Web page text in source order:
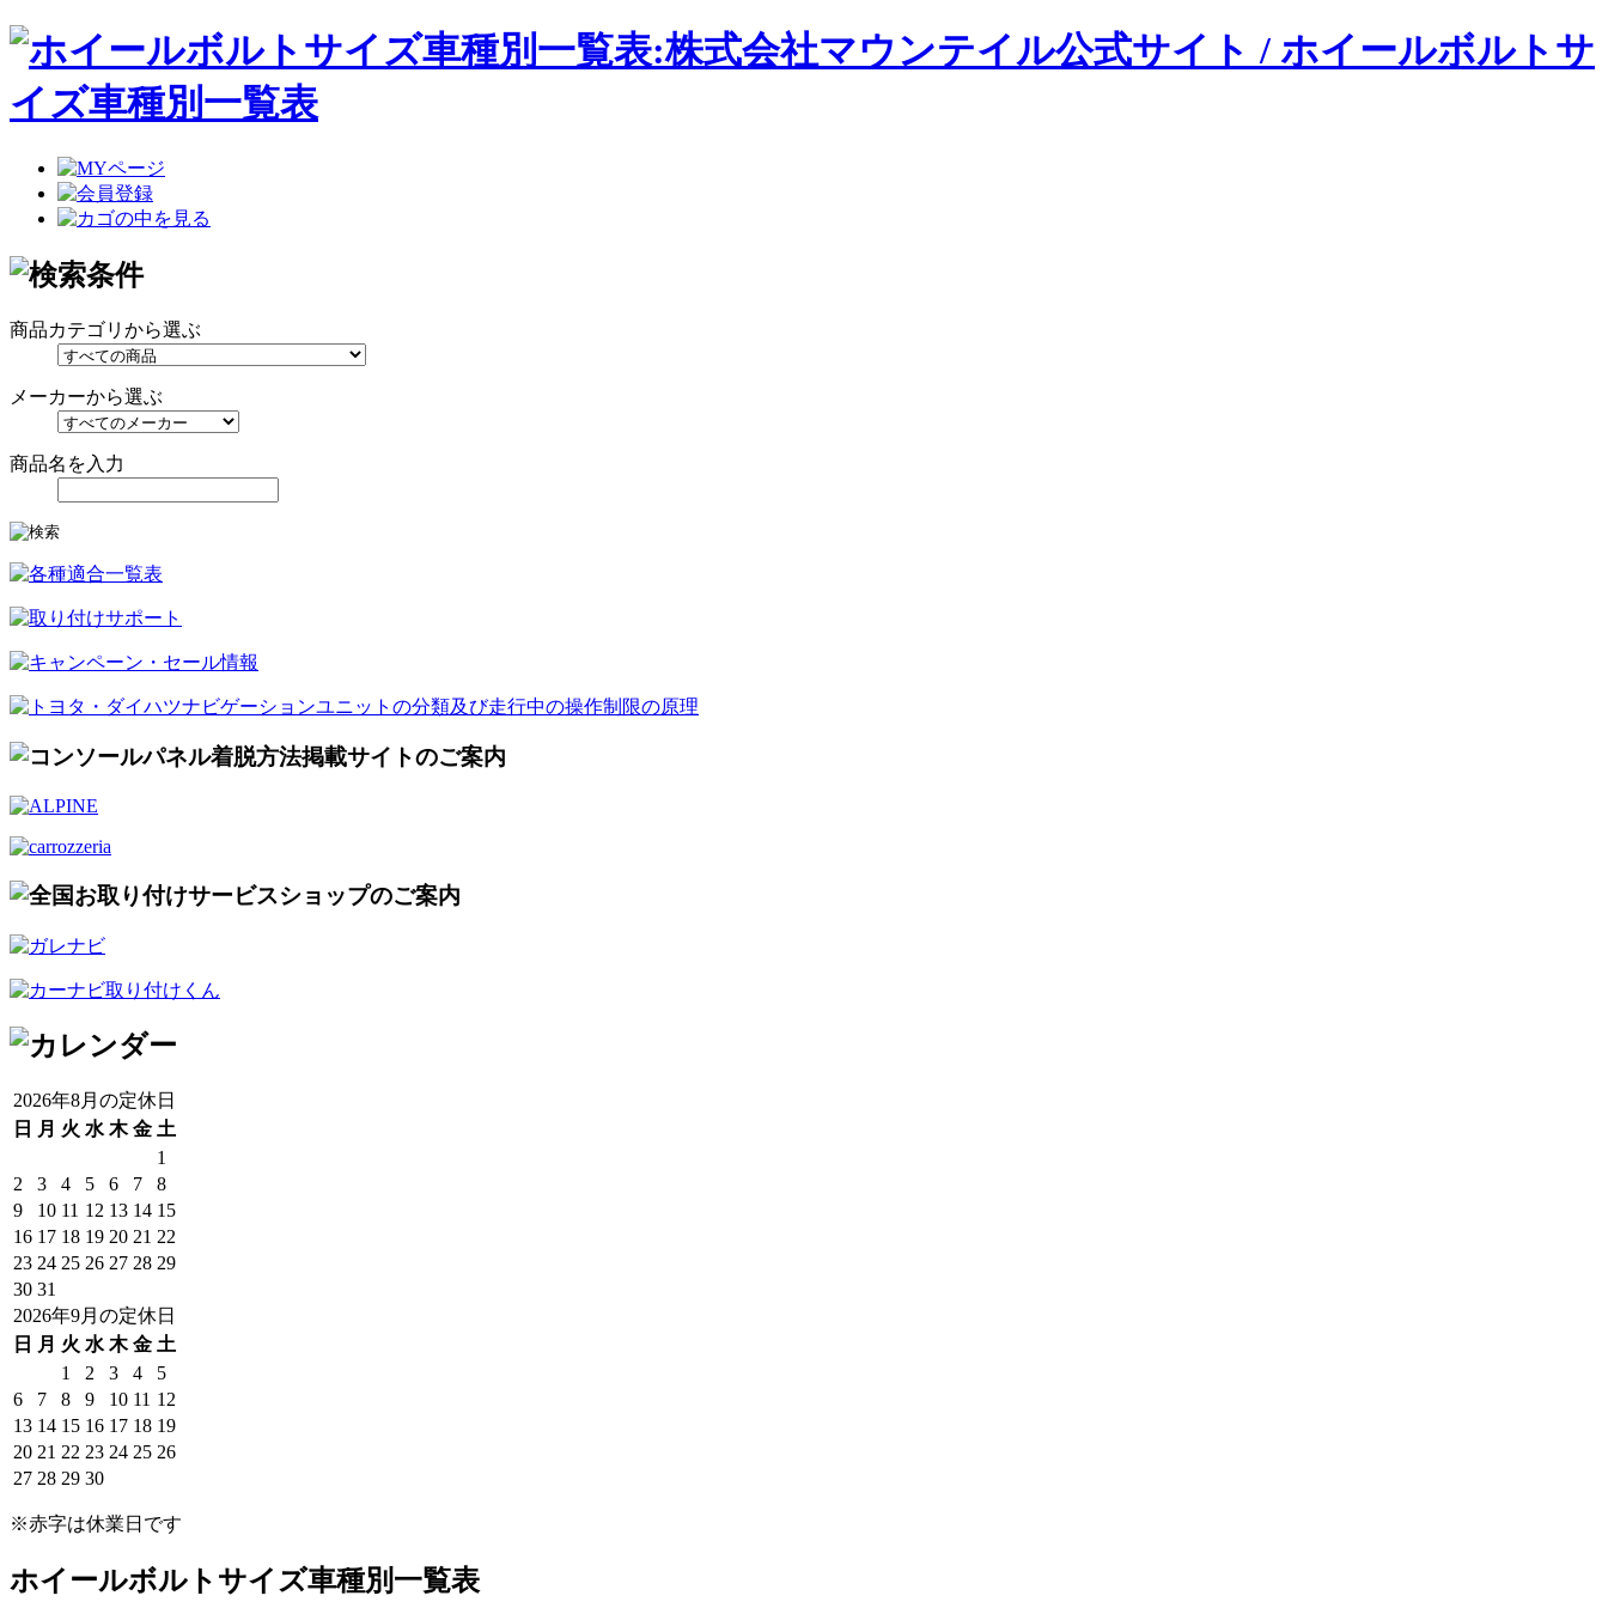
/ ホイールボルトサ
イズ車種別一覧表
商品カテゴリから選ぶ
メーカーから選ぶ
商品名を入力
2026年8月の定休日
日
月 火 水 木 金 土
1
2
3 4 5 6 7
8
9
10 11 12 13 14 15
16 17 18 19 20 21 22
23 24 25 26 27 28 29
30 31
2026年9月の定休日
日
月 火 水 木 金 土
1
2 3 4
5
6
7 8 9 10 11 12
13 14 15 16 17 18 19
20 21 22 23 24 25 26
27 28 29 30
※赤字は休業日です
ホイールボルトサイズ車種別一覧表